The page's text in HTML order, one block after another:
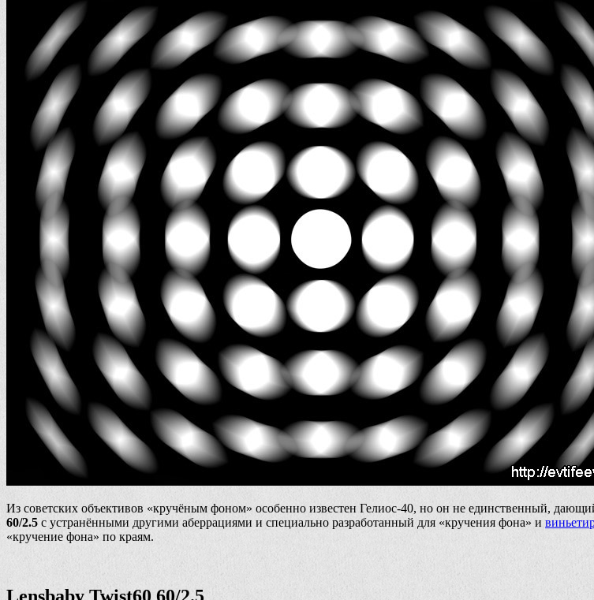
Из советских объективов «кручёным фоном» особенно известен Гелиос-40, но он не единственный,
60/2.5 с устранёнными другими аберрациями и специально разработанный для «кручения фона» и
«кручение фона» по краям.